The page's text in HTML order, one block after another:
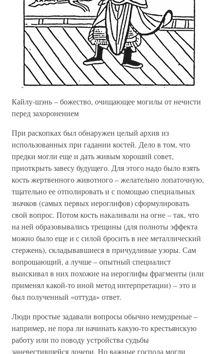
Кайлу-шэнь – божество, очищающее могилы от нечисти
перед захоронением
При раскопках был обнаружен целый архив из
использованных при гадании костей. Дело в том, что
предки могли еще и дать живым хороший совет,
приоткрыть завесу будущего. Для этого надо было взять
кость жертвенного животного – желательно лопаточную,
тщательно ее отполировать и с помощью специальных
значков (самых первых иероглифов) сформулировать
свой вопрос. Потом кость накаливали на огне – так, что
на ней образовывались трещины (для полноты эффекта
можно было еще и с силой бросить в нее металлический
стержень), складывавшиеся в причудливые узоры. Сам
вопрошающий, а лучше – опытный специалист
выискивал в них похожие на иероглифы фрагменты (или
применял какой-то иной метод интерпретации) – это и
был полученный «оттуда» ответ.
Люди простые задавали вопросы обычно немудреные –
например, не пора ли начинать какую-то крестьянскую
работу или по поводу устройства судьбы
заневестившейся дочери. Но важные господа могли